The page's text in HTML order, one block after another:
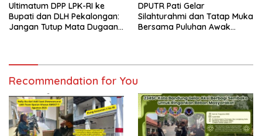
Ultimatum DPP LPK-RI ke
Bupati dan DLH Pekalongan:
Jangan Tutup Mata Dugaan
DPUTR Pati Gelar
Silahturahmi dan Tatap Muka
Bersama Puluhan Awak
Recommendation for You